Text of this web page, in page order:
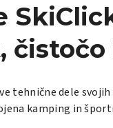
čistočo
tehnične dele
kamping in